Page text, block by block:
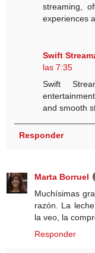
streaming,
experiences
Swift
las 7:35
Swift
and smooth
Responder
Marta Borruel
Muchísimas
razón. La
la veo, la
Responder